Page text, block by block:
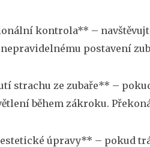
kontrola** –
postavení
strachu ze zubaře** –
během zákroku.
úpravy** – pokud